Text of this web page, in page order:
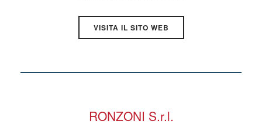
VISITA IL SITO WEB
RONZONI S.r.l.